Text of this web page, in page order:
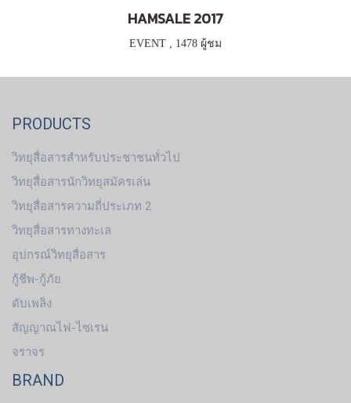
HAMSALE 2017
EVENT , 1478 ผู้ชม
PRODUCTS
วิทยุสื่อสารสำหรับประชาชนทั่วไป
วิทยุสื่อสารนักวิทยุสมัครเล่น
วิทยุสื่อสารความถี่ประเภท 2
วิทยุสื่อสารทางทะเล
อุปกรณ์วิทยุสื่อสาร
กู้ชีพ-กู้ภัย
ดับเพลิง
สัญญาณไฟ-ไซเรน
จราจร
BRAND